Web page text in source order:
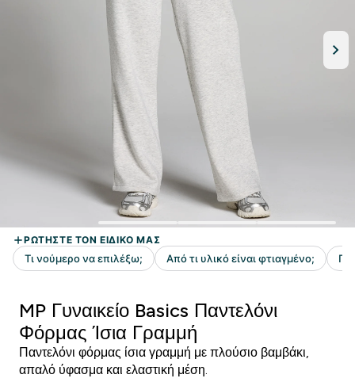
MP Γυναικείο Basics Παντελόνι
Φόρμας Ίσια Γραμμή
Παντελόνι φόρμας ίσια γραμμή με πλούσιο βαμβάκι,
απαλό ύφασμα και ελαστική μέση.